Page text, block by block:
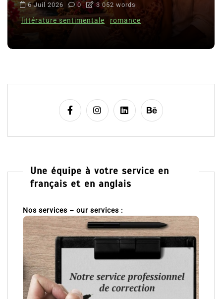
6 Juil 2026 0 3 052 words
littérature sentimentale romance
Une équipe à votre service en
français et en anglais
Nos services – our services :